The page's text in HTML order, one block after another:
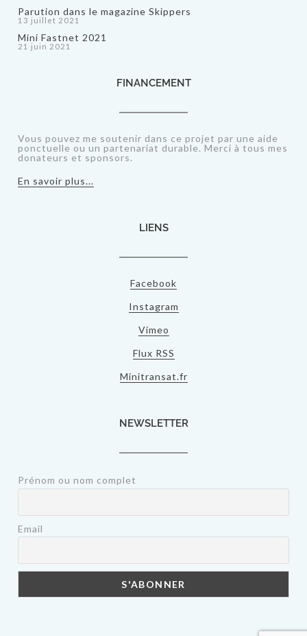
Parution dans le magazine Skippers
13 juillet 2021
Mini Fastnet 2021
21 juin 2021
FINANCEMENT
Vous pouvez me soutenir dans ce projet par une aide
ponctuelle ou un partenariat durable. Merci à tous mes
donateurs et sponsors.
En savoir plus...
LIENS
Facebook
Instagram
Vimeo
Flux RSS
Minitransat.fr
NEWSLETTER
Prénom ou nom complet
Email